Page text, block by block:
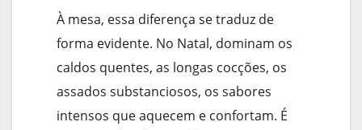
À mesa, essa diferença se traduz de
forma evidente. No Natal, dominam os
caldos quentes, as longas cocções, os
assados substanciosos, os sabores
intensos que aquecem e confortam. É